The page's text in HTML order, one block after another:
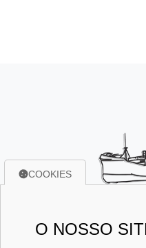
COOKIES
O NOSSO